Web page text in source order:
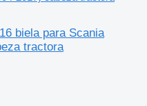
biela para Scania
tractora